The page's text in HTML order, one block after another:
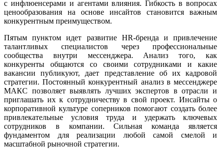
с инфлюенсерами и агентами влияния. Гибкость в вопросах
ценообразования на основе инсайтов становится важным
конкурентным преимуществом.
Пятым пунктом идет развитие HR-бренда и привлечение
талантливых специалистов через профессиональные
сообщества внутри мессенджера. Анализ того, как
конкуренты общаются со своими сотрудниками и какие
вакансии публикуют, дает представление об их кадровой
стратегии. Постоянный конкурентный анализ в мессенджере
МАКС позволяет выявлять лучших экспертов в отрасли и
приглашать их к сотрудничеству в свой проект. Инсайты о
корпоративной культуре соперников помогают создать более
привлекательные условия труда и удержать ключевых
сотрудников в компании. Сильная команда является
фундаментом для реализации любой самой смелой и
масштабной рыночной стратегии.